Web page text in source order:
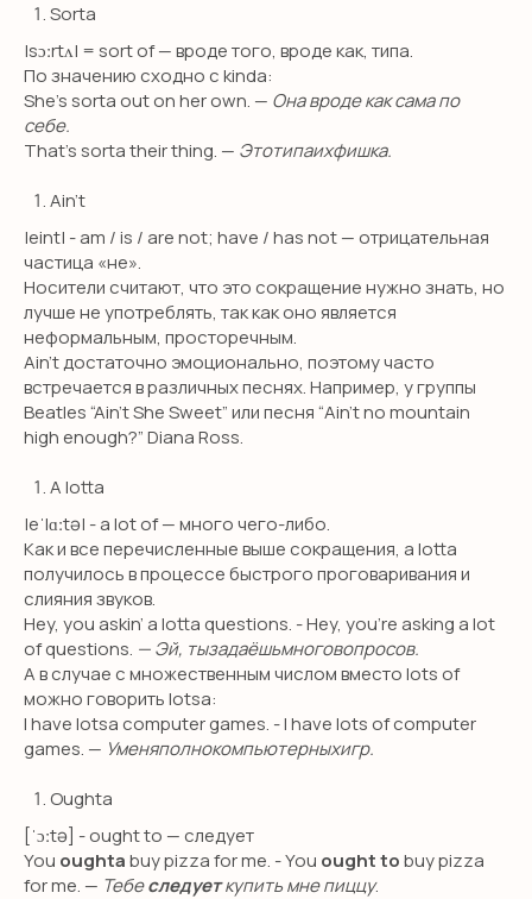
Sorta
|sɔːrtʌ| = sort of — вроде того, вроде как, типа.
По значению сходно с kinda:
She’s sorta out on her own. — Она вроде как сама по
себе.
That’s sorta their thing. — Этотипаихфишка.
Ain’t
|eint| - am / is / are not; have / has not — отрицательная
частица «не».
Носители считают, что это сокращение нужно знать, но
лучше не употреблять, так как оно является
неформальным, просторечным.
Ain’t достаточно эмоционально, поэтому часто
встречается в различных песнях. Например, у группы
Beatles “Ain't She Sweet” или песня “Ain't no mountain
high enough?” Diana Ross.
A lotta
|eˈlɑːtə| - a lot of — много чего-либо.
Как и все перечисленные выше сокращения, a lotta
получилось в процессе быстрого проговаривания и
слияния звуков.
Hey, you askin’ a lotta questions. - Hey, you’re asking a lot
of questions. — Эй, тызадаёшьмноговопросов.
А в случае с множественным числом вместо lots of
можно говорить lotsa:
I have lotsa computer games. - I have lots of computer
games. — Уменяполнокомпьютерныхигр.
Oughta
[ˈɔːtə] - ought to — следует
You oughtabuy pizza for me. - You ought tobuy pizza
for me. — Тебеследуеткупить мне пиццу.
Я даю согласие на обработку персональных данных
политикой конфиденциальности
ОТПРАВИТЬ
SMILE ENGLISH
SCHOOL
ПОЛУЧИТЬ КОНСУЛЬТАЦИЮ
откройте для себя новый уровень
владения английским!